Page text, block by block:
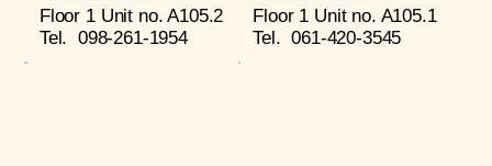
Floor 1 Unit no. A105.2
Tel. 098-261-1954
Floor 1 Unit no. A105.1
Tel. 061-420-3545